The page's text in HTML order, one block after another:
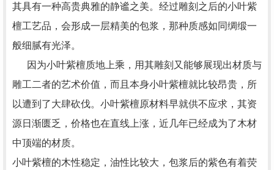
其具有一种高贵典雅的静谧之美。经过雕刻之后的小叶紫
檀工艺品，会形成一层精美的包浆，那种质感如同绸缎一
般细腻有光泽。
因为小叶紫檀质地上乘，用其雕刻又能够展现出材质与
雕工二者的艺术价值，而且本身小叶紫檀就比较昂贵，所
以遭到了大肆砍伐。小叶紫檀原材料早就供不应求，其资
源日渐匮乏，价格也在直线上涨，近几年已经成为了木材
中顶端的材质。
小叶紫檀的木性稳定，油性比较大，包浆后的紫色有着荧